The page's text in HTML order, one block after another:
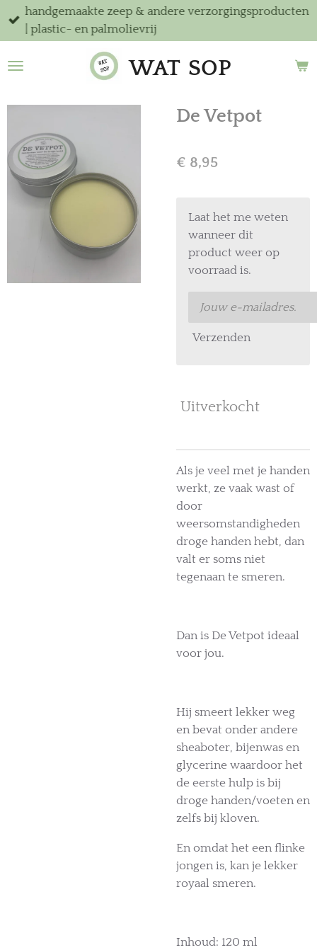
Ga
direct
de
WAT SOP
handgemaakte zeep & andere verzorgingsproducten
| plastic- en palmolievrij
De Vetpot
€ 8,95
Laat het me weten
wanneer dit
product weer op
voorraad is.
Verzenden
Uitverkocht
Als je veel met je handen
werkt, ze vaak wast of
door
weersomstandigheden
droge handen hebt, dan
valt er soms niet
tegenaan te smeren.
Dan is De Vetpot ideaal
voor jou.
Hij smeert lekker weg
en bevat onder andere
sheaboter, bijenwas en
glycerine waardoor het
de eerste hulp is bij
droge handen/voeten en
zelfs bij kloven.
En omdat het een flinke
jongen is, kan je lekker
royaal smeren.
Inhoud: 120 ml